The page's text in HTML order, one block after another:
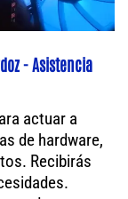
- Asistencia
actuar a
de hardware,
Recibirás